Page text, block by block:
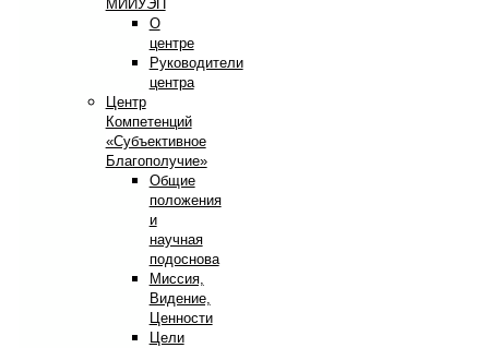
МИИУЭП
О
центре
Руководители
центра
Центр
Компетенций
«Субъективное
Благополучие»
Общие
положения
и
научная
подоснова
Миссия,
Видение,
Ценности
Цели